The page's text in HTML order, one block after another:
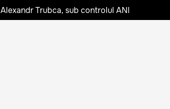
Trubca, sub controlul ANI